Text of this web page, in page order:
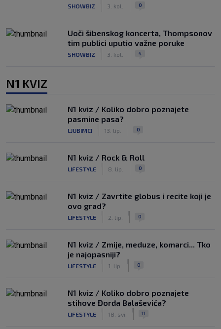
SHOWBIZ 3. kol. 0
Uoči šibenskog koncerta, Thompsonov
tim publici uputio važne poruke
SHOWBIZ 3. kol. 4
N1 KVIZ
N1 kviz / Koliko dobro poznajete
pasmine pasa?
LJUBIMCI 13. lip. 0
N1 kviz / Rock & Roll
LIFESTYLE 8. lip. 0
N1 kviz / Zavrtite globus i recite koji je
ovo grad?
LIFESTYLE 2. lip. 0
N1 kviz / Zmije, meduze, komarci... Tko
je najopasniji?
LIFESTYLE 1. lip. 0
N1 kviz / Koliko dobro poznajete
stihove Đorđa Balaševića?
LIFESTYLE 18. svi. 11